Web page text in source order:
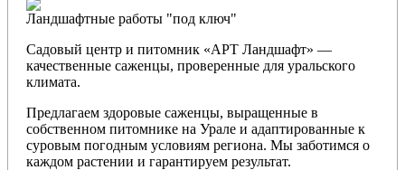
Ландшафтные работы "под ключ"
Садовый центр и питомник «АРТ Ландшафт» —
качественные саженцы, проверенные для уральского
климата.
Предлагаем здоровые саженцы, выращенные в
собственном питомнике на Урале и адаптированные к
суровым погодным условиям региона. Мы заботимся о
каждом растении и гарантируем результат.